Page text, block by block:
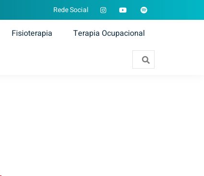
Rede Social
Fisioterapia Terapia Ocupacional